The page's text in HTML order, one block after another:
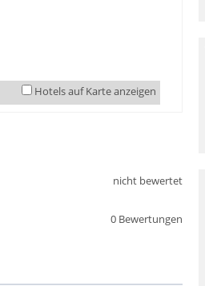
Hotels auf Karte anzeigen
0 Bewertungen
nicht bewertet